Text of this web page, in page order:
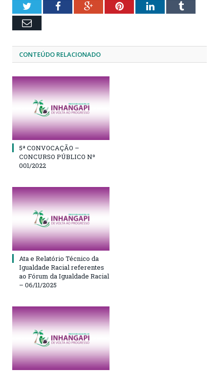
TwitterFacebookGoogle+PinterestLinkedInTumblr
Email
CONTEÚDO RELACIONADO
5ª CONVOCAÇÃO –
CONCURSO PÚBLICO Nº
001/2022
Ata e Relatório Técnico da
Igualdade Racial referentes
ao Fórum da Igualdade Racial
– 06/11/2025